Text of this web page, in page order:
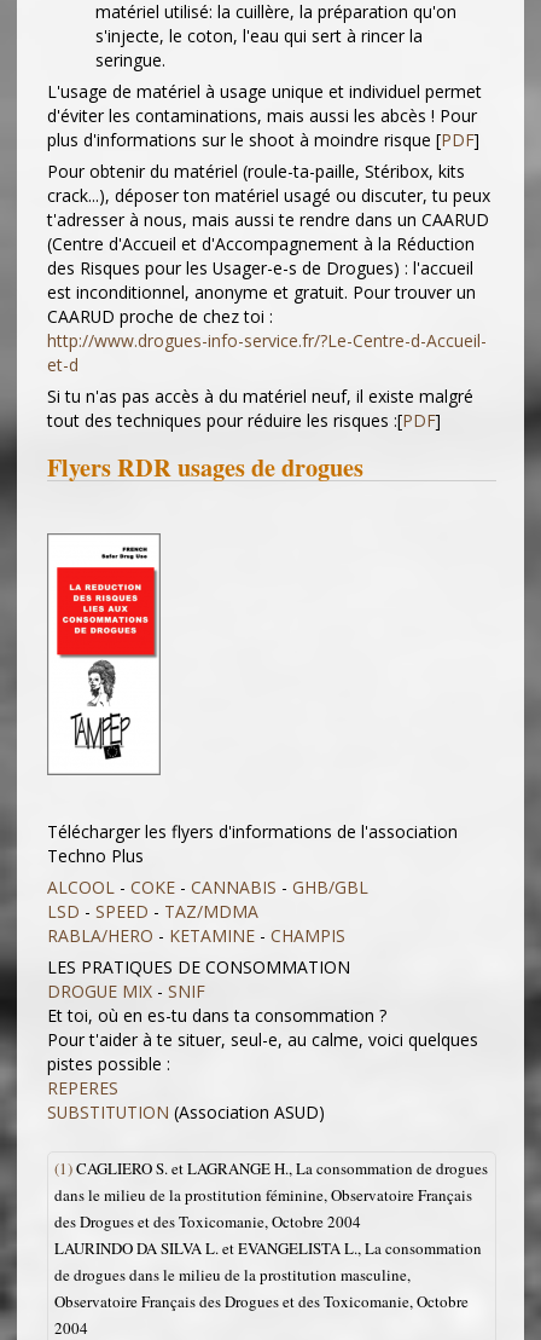
matériel utilisé: la cuillère, la préparation qu'on
s'injecte, le coton, l'eau qui sert à rincer la
seringue.
L'usage de matériel à usage unique et individuel permet
d'éviter les contaminations, mais aussi les abcès ! Pour
plus d'informations sur le shoot à moindre risque [PDF]
Pour obtenir du matériel (roule-ta-paille, Stéribox, kits
crack...), déposer ton matériel usagé ou discuter, tu peux
t'adresser à nous, mais aussi te rendre dans un CAARUD
(Centre d'Accueil et d'Accompagnement à la Réduction
des Risques pour les Usager-e-s de Drogues) : l'accueil
est inconditionnel, anonyme et gratuit. Pour trouver un
CAARUD proche de chez toi :
http://www.drogues-info-service.fr/?Le-Centre-d-Accueil-
et-d
Si tu n'as pas accès à du matériel neuf, il existe malgré
tout des techniques pour réduire les risques :[PDF]
Flyers RDR usages de drogues
Télécharger les flyers d'informations de l'association
Techno Plus
ALCOOL - COKE - CANNABIS - GHB/GBL
LSD - SPEED - TAZ/MDMA
RABLA/HERO - KETAMINE - CHAMPIS
LES PRATIQUES DE CONSOMMATION
DROGUE MIX - SNIF
Et toi, où en es-tu dans ta consommation ?
Pour t'aider à te situer, seul-e, au calme, voici quelques
pistes possible :
REPERES
SUBSTITUTION (Association ASUD)
(1)CAGLIERO S. et LAGRANGE H., La consommation de drogues
dans le milieu de la prostitution féminine, Observatoire Français
des Drogues et des Toxicomanie, Octobre 2004
LAURINDO DA SILVA L. et EVANGELISTA L., La consommation
de drogues dans le milieu de la prostitution masculine,
Observatoire Français des Drogues et des Toxicomanie, Octobre
2004